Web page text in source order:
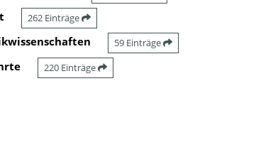
262 Einträge
59 Einträge
220 Einträge